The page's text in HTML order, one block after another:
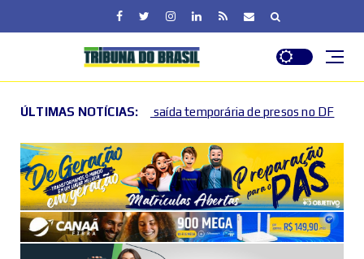
ÚLTIMAS NOTÍCIAS:
saída temporária de presos no DF 2026 Lactário do